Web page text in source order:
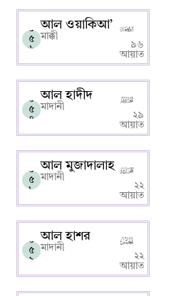
০
৫
৬
আল ওয়াকিআ’
মাক্কী
৯৬
আয়াত
০
৫
৭
আল হাদীদ
মাদানী
২৯
আয়াত
০
৫
৮
আল মুজাদালাহ
মাদানী
২২
আয়াত
০
৫
৯
আল হাশর
মাদানী
২২
আয়াত